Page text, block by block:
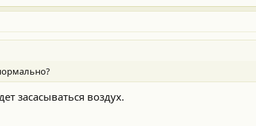
засасываться воздух.